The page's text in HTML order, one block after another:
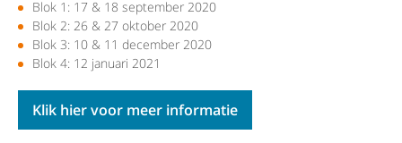
Blok 1: 17 & 18 september 2020
Blok 2: 26 & 27 oktober 2020
Blok 3: 10 & 11 december 2020
Blok 4: 12 januari 2021
Klik hier voor meer informatie